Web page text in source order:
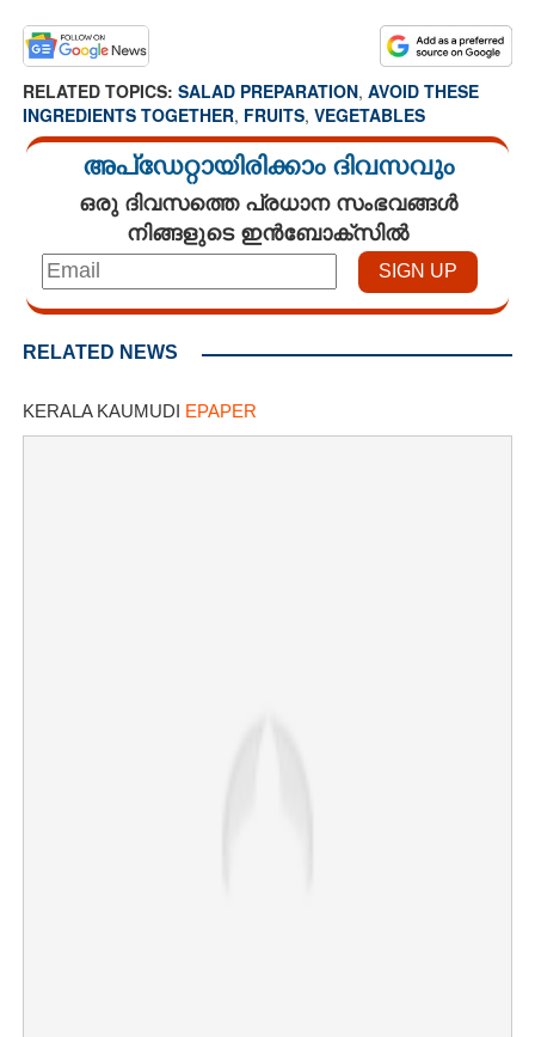
RELATED TOPICS: SALAD PREPARATION, AVOID THESE
INGREDIENTS TOGETHER, FRUITS, VEGETABLES
അപ്ഡേറ്റായിരിക്കാം ദിവസവും
ഒരു ദിവസത്തെ പ്രധാന സംഭവങ്ങൾ
നിങ്ങളുടെ ഇൻബോക്സിൽ
RELATED NEWS
KERALA KAUMUDI EPAPER